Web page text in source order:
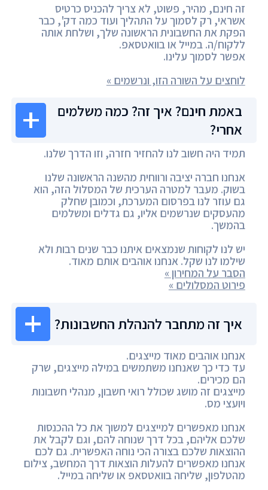
זה חינם, מהיר, פשוט, לא צריך להכניס כרטיס
אשראי, רק לסמוך על התהליך ועוד כמה דק', כבר
הפקת את החשבונית הראשונה שלך, ושלחת אותה
ללקוח/ה. במייל או בוואטסאפ.
אפשר לסמוך עלינו.
לוחצים על השורה הזו, ונרשמים »
באמת חינם? איך זה? כמה משלמים
אחרי?
תמיד היה חשוב לנו להחזיר חזרה, וזו הדרך שלנו.
אנחנו חברה יציבה ורווחית מהשנה הראשונה שלנו
בשוק. מעבר למטרה הערכית של המסלול הזה, הוא
גם עוזר לנו בפרסום המערכת, וכמובן שחלק
מהעסקים שנרשמים אליו, גם גדלים ומשלמים
בהמשך.
יש לנו לקוחות שנמצאים איתנו כבר שנים רבות ולא
שילמו לנו שקל. אנחנו אוהבים אותם מאוד.
הסבר על המחירון »
פירוט המסלולים »
איך זה מתחבר להנהלת החשבונות?
אנחנו אוהבים מאוד מייצגים.
עד כדי כך שאנחנו משתמשים במילה מייצגים, שרק
הם מכירים.
מייצגים זה מושג שכולל רואי חשבון, מנהלי חשבונות
ויועצי מס.
אנחנו מאפשרים למייצגים למשוך את כל ההכנסות
שלכם אליהם, בכל דרך שנוחה להם, וגם לקבל את
ההוצאות שלכם בצורה הכי נוחה האפשרית. גם לכם
אנחנו מאפשרים להעלות הוצאות דרך המחשב, צילום
מהטלפון, שליחה בוואטסאפ או שליחה במייל.